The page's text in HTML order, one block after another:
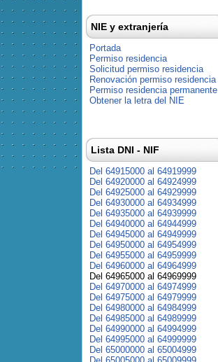
NIE y extranjería
Portada
Permiso residencia
Solicitud permiso residencia
Renovación permiso residencia
Permiso residencia permanente
Obtener la letra del NIE
Lista DNI - NIF
Del 64915000 al 64919999
Del 64920000 al 64924999
Del 64925000 al 64929999
Del 64930000 al 64934999
Del 64935000 al 64939999
Del 64940000 al 64944999
Del 64945000 al 64949999
Del 64950000 al 64954999
Del 64955000 al 64959999
Del 64960000 al 64964999
Del 64965000 al 64969999
Del 64970000 al 64974999
Del 64975000 al 64979999
Del 64980000 al 64984999
Del 64985000 al 64989999
Del 64990000 al 64994999
Del 64995000 al 64999999
Del 65000000 al 65004999